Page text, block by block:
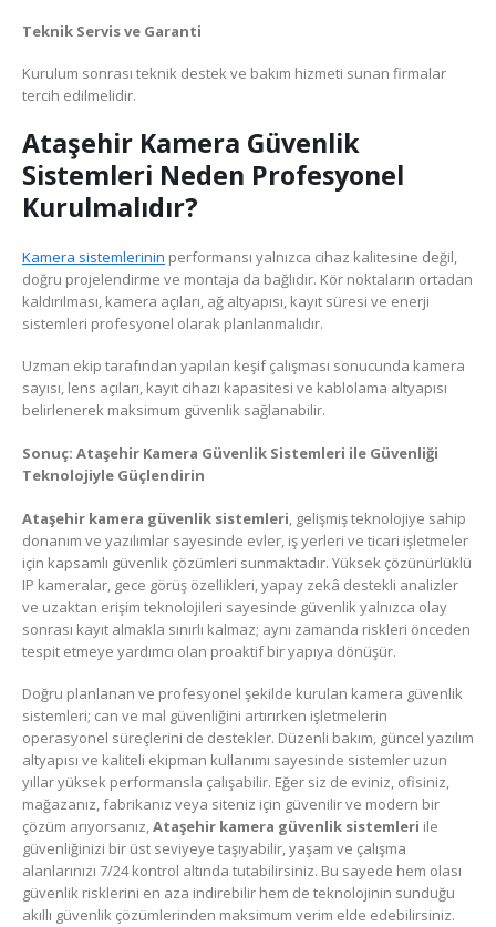
Teknik Servis ve Garanti
Kurulum sonrası teknik destek ve bakım hizmeti sunan firmalar
tercih edilmelidir.
Ataşehir Kamera Güvenlik
Sistemleri Neden Profesyonel
Kurulmalıdır?
Kamera sistemlerinin performansı yalnızca cihaz kalitesine değil,
doğru projelendirme ve montaja da bağlıdır. Kör noktaların ortadan
kaldırılması, kamera açıları, ağ altyapısı, kayıt süresi ve enerji
sistemleri profesyonel olarak planlanmalıdır.
Uzman ekip tarafından yapılan keşif çalışması sonucunda kamera
sayısı, lens açıları, kayıt cihazı kapasitesi ve kablolama altyapısı
belirlenerek maksimum güvenlik sağlanabilir.
Sonuç: Ataşehir Kamera Güvenlik Sistemleri ile Güvenliği
Teknolojiyle Güçlendirin
Ataşehir kamera güvenlik sistemleri , gelişmiş teknolojiye sahip
donanım ve yazılımlar sayesinde evler, iş yerleri ve ticari işletmeler
için kapsamlı güvenlik çözümleri sunmaktadır. Yüksek çözünürlüklü
IP kameralar, gece görüş özellikleri, yapay zekâ destekli analizler
ve uzaktan erişim teknolojileri sayesinde güvenlik yalnızca olay
sonrası kayıt almakla sınırlı kalmaz; aynı zamanda riskleri önceden
tespit etmeye yardımcı olan proaktif bir yapıya dönüşür.
Doğru planlanan ve profesyonel şekilde kurulan kamera güvenlik
sistemleri; can ve mal güvenliğini artırırken işletmelerin
operasyonel süreçlerini de destekler. Düzenli bakım, güncel yazılım
altyapısı ve kaliteli ekipman kullanımı sayesinde sistemler uzun
yıllar yüksek performansla çalışabilir. Eğer siz de eviniz, ofisiniz,
mağazanız, fabrikanız veya siteniz için güvenilir ve modern bir
çözüm arıyorsanız,Ataşehir kamera güvenlik sistemleri ile
güvenliğinizi bir üst seviyeye taşıyabilir, yaşam ve çalışma
alanlarınızı 7/24 kontrol altında tutabilirsiniz. Bu sayede hem olası
güvenlik risklerini en aza indirebilir hem de teknolojinin sunduğu
akıllı güvenlik çözümlerinden maksimum verim elde edebilirsiniz.